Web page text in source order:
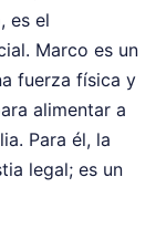
es el
Marco es un
fuerza física y
alimentar a
Para él, la
legal; es un